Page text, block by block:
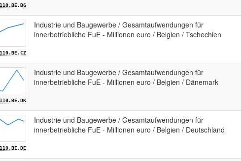
Industrie und Baugewerbe / Gesamtaufwendungen für
innerbetriebliche FuE - Millionen euro / Belgien / Tschechien
Industrie und Baugewerbe / Gesamtaufwendungen für
innerbetriebliche FuE - Millionen euro / Belgien / Dänemark
Industrie und Baugewerbe / Gesamtaufwendungen für
innerbetriebliche FuE - Millionen euro / Belgien / Deutschland